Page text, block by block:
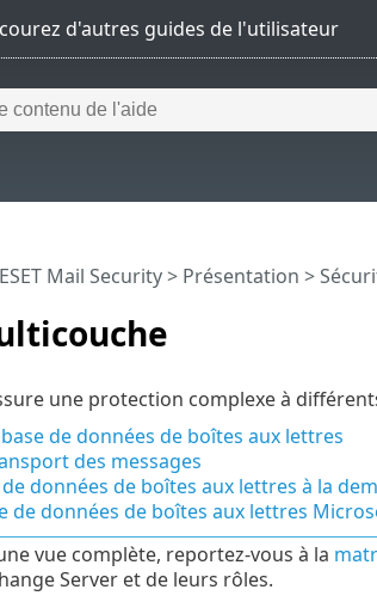
ESET Mail Security> Présentation >
une protection complexe à
de données de boîtes aux lettres
des messages
données de boîtes aux lettres à la
de données de boîtes aux lettres
vue complète, reportez-vous à la
Server et de leurs rôles.